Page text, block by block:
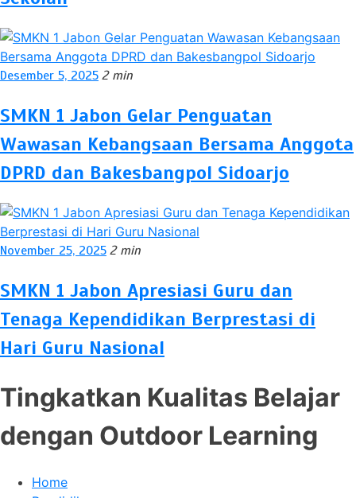
Desember 5, 2025 2 min
SMKN 1 Jabon Gelar Penguatan
Wawasan Kebangsaan Bersama Anggota
DPRD dan Bakesbangpol Sidoarjo
November 25, 2025 2 min
SMKN 1 Jabon Apresiasi Guru dan
Tenaga Kependidikan Berprestasi di
Hari Guru Nasional
Tingkatkan Kualitas Belajar
dengan Outdoor Learning
Home